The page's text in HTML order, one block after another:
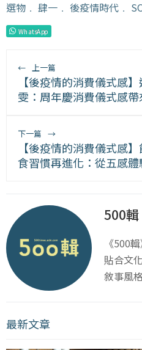
選物 ﹒ 肆一 ﹒ 後疫情時代 ﹒
WhatsApp
← 上一篇
【後疫情的消費儀式感
雯：周年慶消費儀式感
下一篇 →
【後疫情的消費儀式感
食習慣再進化：從五感
500輯
《500
貼合文
敘事風
最新文章